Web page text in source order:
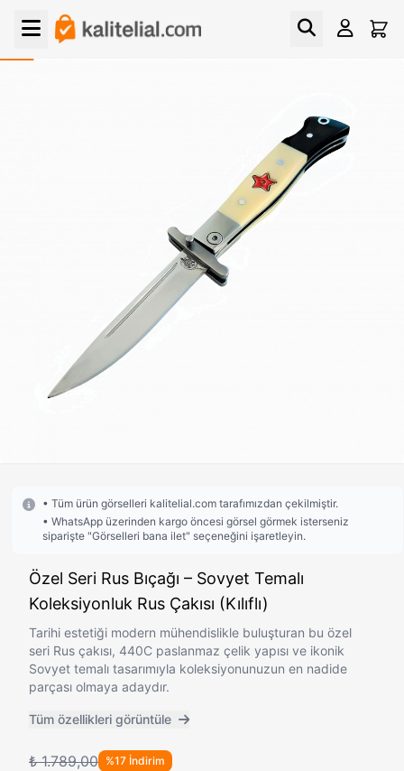
• Tüm ürün görselleri kalitelial.com tarafımızdan çekilmiştir.
• WhatsApp üzerinden kargo öncesi görsel görmek isterseniz
siparişte "Görselleri bana ilet" seçeneğini işaretleyin.
Özel Seri Rus Bıçağı – Sovyet Temalı
Koleksiyonluk Rus Çakısı (Kılıflı)
Tarihi estetiği modern mühendislikle buluşturan bu özel
seri Rus çakısı, 440C paslanmaz çelik yapısı ve ikonik
Sovyet temalı tasarımıyla koleksiyonunuzun en nadide
parçası olmaya adaydır.
Tüm özellikleri görüntüle
₺ 1.789,00 %17 İndirim